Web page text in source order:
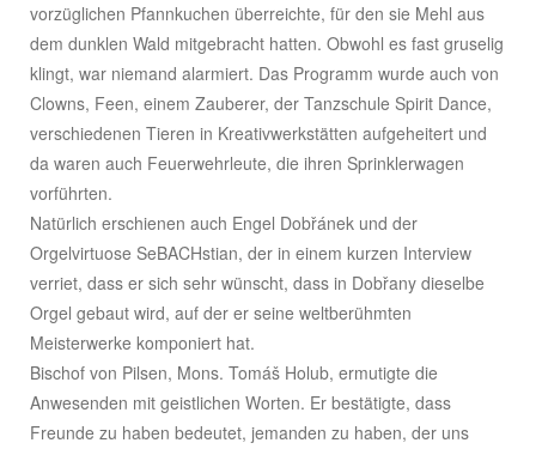
vorzüglichen Pfannkuchen überreichte, für den sie Mehl aus
dem dunklen Wald mitgebracht hatten. Obwohl es fast gruselig
klingt, war niemand alarmiert. Das Programm wurde auch von
Clowns, Feen, einem Zauberer, der Tanzschule Spirit Dance,
verschiedenen Tieren in Kreativwerkstätten aufgeheitert und
da waren auch Feuerwehrleute, die ihren Sprinklerwagen
vorführten.
Natürlich erschienen auch Engel Dobřánek und der
Orgelvirtuose SeBACHstian, der in einem kurzen Interview
verriet, dass er sich sehr wünscht, dass in Dobřany dieselbe
Orgel gebaut wird, auf der er seine weltberühmten
Meisterwerke komponiert hat.
Bischof von Pilsen, Mons. Tomáš Holub, ermutigte die
Anwesenden mit geistlichen Worten. Er bestätigte, dass
Freunde zu haben bedeutet, jemanden zu haben, der uns